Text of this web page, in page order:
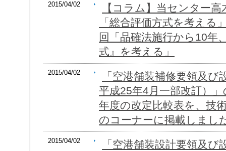
2015/04/02
【コラム】当センター
「総合評価方式を考える
回「品確法施行から10年
式』を考える」
2015/04/02
「空港舗装補修要領及
平成25年4月一部改訂）
年度の改定比較表を、技
のコーナーに掲載しまし
2015/04/02
「空港舗装設計要領及